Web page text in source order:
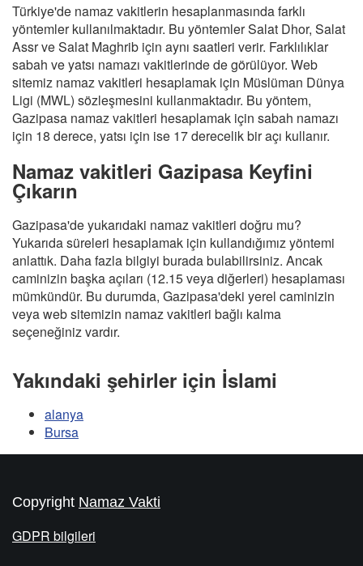
Türkiye'de namaz vakitlerin hesaplanmasında farklı
yöntemler kullanılmaktadır. Bu yöntemler Salat Dhor, Salat
Assr ve Salat Maghrib için aynı saatleri verir. Farklılıklar
sabah ve yatsı namazı vakitlerinde de görülüyor. Web
sitemiz namaz vakitleri hesaplamak için Müslüman Dünya
Ligi (MWL) sözleşmesini kullanmaktadır. Bu yöntem,
Gazipasa namaz vakitleri hesaplamak için sabah namazı
için 18 derece, yatsı için ise 17 derecelik bir açı kullanır.
Namaz vakitleri Gazipasa Keyfini
Çıkarın
Gazipasa'de yukarıdaki namaz vakitleri doğru mu?
Yukarıda süreleri hesaplamak için kullandığımız yöntemi
anlattık. Daha fazla bilgiyi burada bulabilirsiniz. Ancak
caminizin başka açıları (12.15 veya diğerleri) hesaplaması
mümkündür. Bu durumda, Gazipasa'deki yerel caminizin
veya web sitemizin namaz vakitleri bağlı kalma
seçeneğiniz vardır.
Yakındaki şehirler için İslami
alanya
Bursa
Copyright Namaz Vakti
GDPR bilgileri